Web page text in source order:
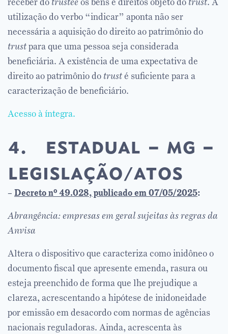
utilização do verbo “indicar” aponta não ser
necessária a aquisição do direito ao patrimônio do
trustpara que uma pessoa seja considerada
beneficiária. A existência de uma expectativa de
direito ao patrimônio do trusté suficiente para a
caracterização de beneficiário.
Acesso à íntegra.
4. estadual – mg –
legislação/atos
– Decreto nº 49.028, publicado em 07/05/2025:
Abrangência: empresas em geral sujeitas às regras da
Anvisa
Altera o dispositivo que caracteriza como inidôneo o
documento fiscal que apresente emenda, rasura ou
esteja preenchido de forma que lhe prejudique a
clareza, acrescentando a hipótese de inidoneidade
por emissão em desacordo com normas de agências
nacionais reguladoras. Ainda, acrescenta às